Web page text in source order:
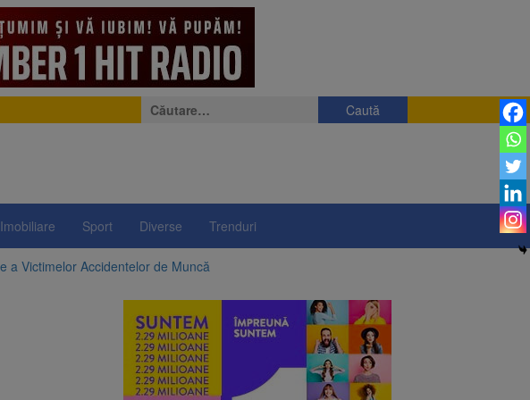
Caută
după:
Imobiliare Sport Diverse Trenduri
a Victimelor Accidentelor de Muncă
Nivelul Dunării a început să crească
timpul nopții, nu oprirea iluminatului public